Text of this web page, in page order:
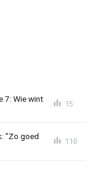
7: Wie wint
15
"Zo goed
110